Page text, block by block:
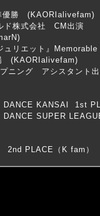
優勝 (KAORIalivefam)
ド株式会社 CM出演
ュリエット』
(KAORIalivefam)
ニング アシスタント
DANCE KANSAI 1st
DANCE SUPER
2nd PLACE
（K fam）